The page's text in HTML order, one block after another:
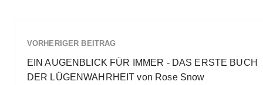
VORHERIGER BEITRAG
EIN AUGENBLICK FÜR IMMER - DAS ERSTE BUCH
DER LÜGENWAHRHEIT von Rose Snow